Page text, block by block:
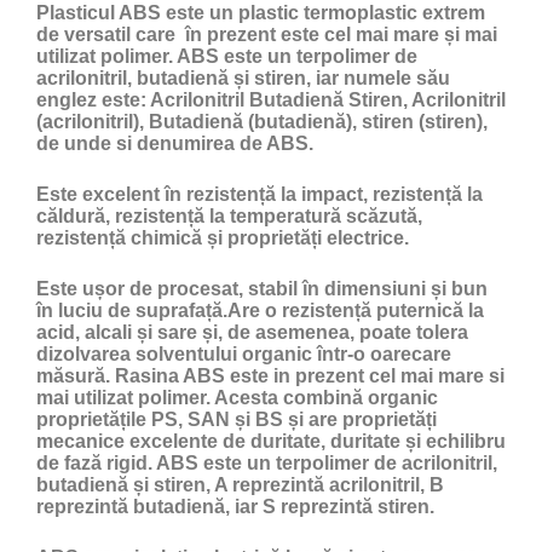
Plasticul ABS este un plastic termoplastic extrem
de versatil care în prezent este cel mai mare și mai
utilizat polimer. ABS este un terpolimer de
acrilonitril, butadienă și stiren, iar numele său
englez este: Acrilonitril Butadienă Stiren, Acrilonitril
(acrilonitril), Butadienă (butadienă), stiren (stiren),
de unde si denumirea de ABS.
Este excelent în rezistență la impact, rezistență la
căldură, rezistență la temperatură scăzută,
rezistență chimică și proprietăți electrice.
Este ușor de procesat, stabil în dimensiuni și bun
în luciu de suprafață.Are o rezistență puternică la
acid, alcali și sare și, de asemenea, poate tolera
dizolvarea solventului organic într-o oarecare
măsură. Rasina ABS este in prezent cel mai mare si
mai utilizat polimer. Acesta combină organic
proprietățile PS, SAN și BS și are proprietăți
mecanice excelente de duritate, duritate și echilibru
de fază rigid. ABS este un terpolimer de acrilonitril,
butadienă și stiren, A reprezintă acrilonitril, B
reprezintă butadienă, iar S reprezintă stiren.